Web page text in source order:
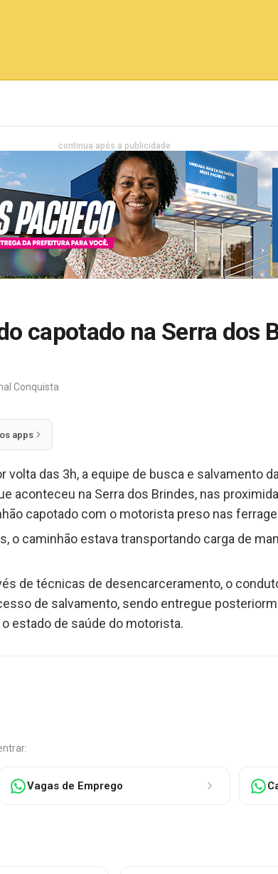
continua após a publicidade
capotado na Serra dos
Conquista
apps
volta das 3h, a equipe de busca e salvamento
aconteceu na Serra dos Brindes, nas
capotado com o motorista preso nas
o caminhão estava transportando carga de
de técnicas de desencarceramento, o
de salvamento, sendo entregue
estado de saúde do motorista.
Vagas de Emprego